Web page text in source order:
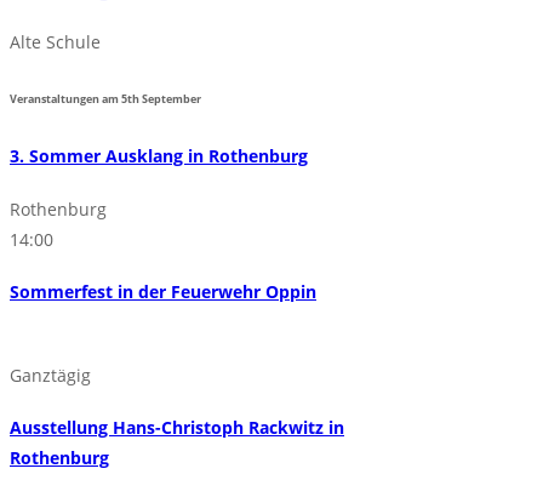
Alte Schule
Veranstaltungen am5thSeptember
3. Sommer Ausklang in Rothenburg
Rothenburg
14:00
Sommerfest in der Feuerwehr Oppin
Ganztägig
Ausstellung Hans-Christoph Rackwitz in
Rothenburg